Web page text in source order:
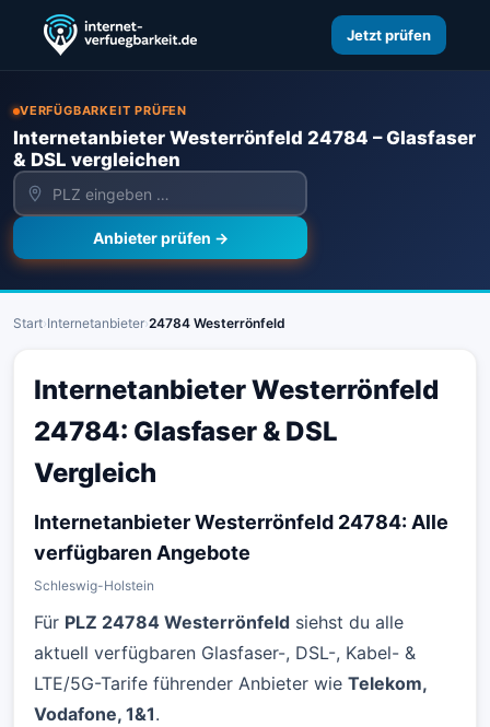
Jetzt prüfen
VERFÜGBARKEIT PRÜFEN
Internetanbieter Westerrönfeld 24784 – Glasfaser
& DSL vergleichen
Anbieter prüfen →
Start›Internetanbieter›24784 Westerrönfeld
Internetanbieter Westerrönfeld
24784: Glasfaser & DSL
Vergleich
Internetanbieter Westerrönfeld 24784: Alle
verfügbaren Angebote
Schleswig-Holstein
Für PLZ 24784 Westerrönfeld siehst du alle
aktuell verfügbaren Glasfaser-, DSL-, Kabel- &
LTE/5G-Tarife führender Anbieter wie Telekom,
Vodafone, 1&1.